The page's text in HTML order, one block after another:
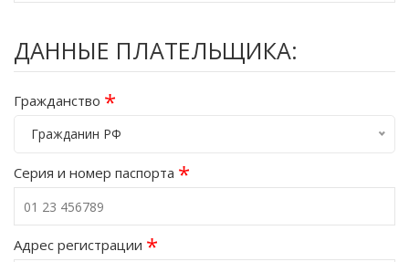
ДАННЫЕ ПЛАТЕЛЬЩИКА:
Гражданство *
Гражданин РФ
Серия и номер паспорта *
Адрес регистрации *